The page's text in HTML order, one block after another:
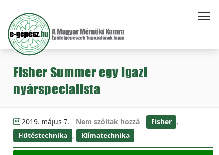
Fisher Summer egy igazi
nyárspecialista
2019. május 7. Nem szóltak hozzá Fisher ,
Hűtéstechnika , Klímatechnika